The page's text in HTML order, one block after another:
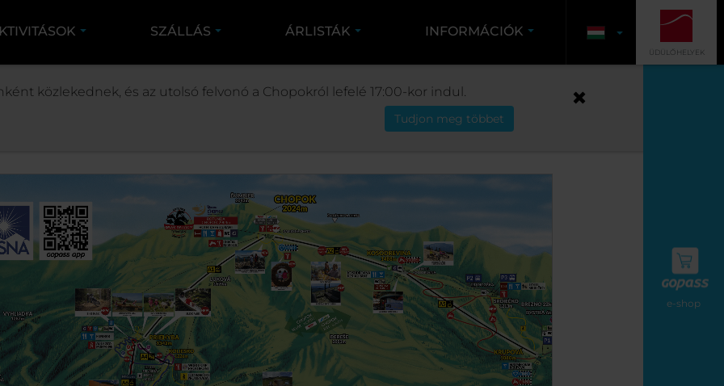
e-shop
SZÁLLÁS ÁRLISTÁK INFORMÁCIÓK
ÜDÜLŐHELYEK
ÜDÜLŐ INFO TÉRKÉPEK
közlekednek, és az utolsó felvonó a Chopokról lefelé 17:00-kor indul.
Tudjon meg többet